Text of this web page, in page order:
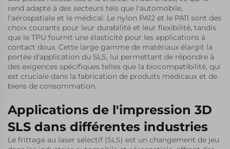
rend adapté à des secteurs tels que l'automobile,
l'aérospatiale et le médical. Le nylon PA12 et le PA11 sont des
choix courants pour leur durabilité et leur flexibilité, tandis
que le TPU fournit une élasticité pour les applications à
contact doux. Cette large gamme de matériaux élargit la
portée d'application du SLS, lui permettant de répondre à
des exigences spécifiques telles que la biocompatibilité, qui
est cruciale dans la fabrication de produits médicaux et de
biens de consommation.
Applications de l'impression 3D
SLS dans différentes industries
Le frittage au laser sélectif (SLS) est un changement de jeu